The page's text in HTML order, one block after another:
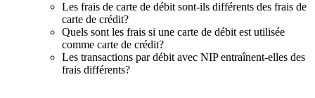
Les frais de carte de débit sont-ils différents des frais de
carte de crédit?
Quels sont les frais si une carte de débit est utilisée
comme carte de crédit?
Les transactions par débit avec NIP entraînent-elles des
frais différents?